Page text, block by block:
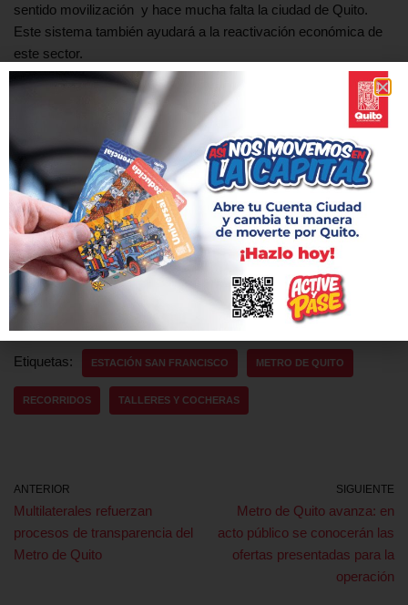
sentido movilización y hace mucha falta la ciudad de Quito.
Este sistema también ayudará a la reactivación económica de
este sector.
Diana Burbano, directora de los Centros Comerciante
Populares, manifestó los comerciantes son privilegiados al
conocer este gran proyecto para la ciudad y van a transmitir
sus experiencias a sus familias y conocidos
“Mucha emoción, es un sueño que se está haciendo realidad
para la ciudad, pronto transportará a los ciudadanos que al
levantarse cada día para ganarse el pan y sustento viajen en el
metro y faciliten el desarrollo de la urbe”, añadió.
Etiquetas: ESTACIÓN SAN FRANCISCO METRO DE QUITO
RECORRIDOS TALLERES Y COCHERAS
ANTERIOR
Multilaterales refuerzan
procesos de transparencia del
Metro de Quito
SIGUIENTE
Metro de Quito avanza: en
acto público se conocerán las
ofertas presentadas para la
operación